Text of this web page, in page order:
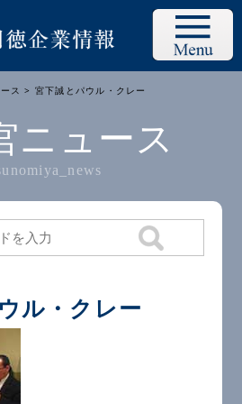
ス > 宮下誠とパウル・クレー
ニュース
ル・クレー